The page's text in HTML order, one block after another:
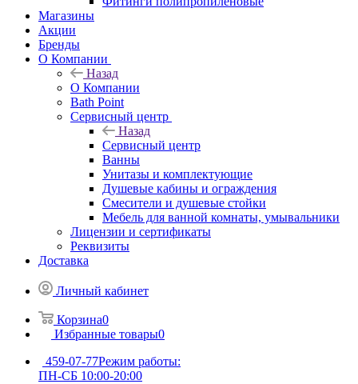
Магазины
Акции
Бренды
О Компании
Назад
О Компании
Bath Point
Сервисный центр
Назад
Сервисный центр
Ванны
Унитазы и комплектующие
Душевые кабины и ограждения
Смесители и душевые стойки
Мебель для ванной комнаты, умывальники
Лицензии и сертификаты
Реквизиты
Доставка
Личный кабинет
Корзина0
Избранные товары0
459-07-77Режим работы:
ПН-СБ 10:00-20:00